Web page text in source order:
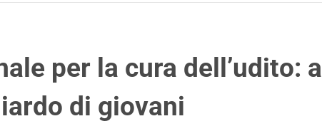
per la cura dell’udito: a
di giovani